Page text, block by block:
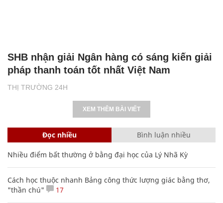
THỊ TRƯỜNG 24H
SHB nhận giải Ngân hàng có sáng kiến giải
pháp thanh toán tốt nhất Việt Nam
XEM THÊM BÀI VIẾT
Đọc nhiều Bình luận nhiều
Nhiều điểm bất thường ở bằng đại học của Lý Nhã Kỳ
Cách học thuộc nhanh Bảng công thức lượng giác bằng thơ,
"thần chú"
17